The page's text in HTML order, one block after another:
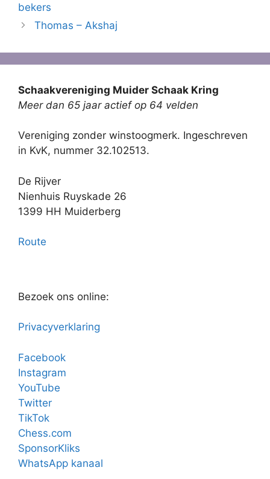
bekers
Thomas – Akshaj
Schaakvereniging Muider Schaak Kring
Meer dan 65 jaar actief op 64 velden
Vereniging zonder winstoogmerk. Ingeschreven
in KvK, nummer 32.102513.
De Rijver
Nienhuis Ruyskade 26
1399 HH Muiderberg
Route
Bezoek ons online:
Privacyverklaring
Facebook
Instagram
YouTube
Twitter
TikTok
Chess.com
SponsorKliks
WhatsApp kanaal